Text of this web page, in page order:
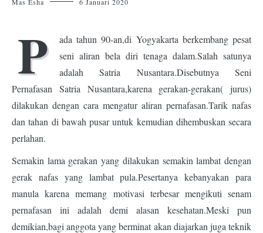
P
ada tahun 90-an,di Yogyakarta berkembang pesat
seni aliran bela diri tenaga dalam.Salah satunya
adalah Satria Nusantara.Disebutnya Seni
Pernafasan Satria Nusantara,karena gerakan-gerakan( jurus)
dilakukan dengan cara mengatur aliran pernafasan.Tarik nafas
dan tahan di bawah pusar untuk kemudian dihembuskan secara
perlahan.
Semakin lama gerakan yang dilakukan semakin lambat dengan
gerak nafas yang lambat pula.Pesertanya kebanyakan para
manula karena memang motivasi terbesar mengikuti senam
pernafasan ini adalah demi alasan kesehatan.Meski pun
demikian,bagi anggota yang berminat akan diajarkan juga teknik